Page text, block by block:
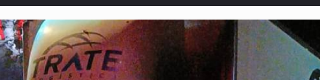
preparado para una intervención unilateral de EUA contra cárteles
Humphrey la negativa del INE para aprobar lineamientos de fiscalización
en Jalisco, con complicidad de policías, afirma Lazos de Amor